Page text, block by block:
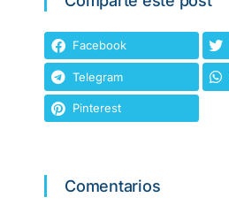
Facebook
Telegram
Pinterest
Comentarios